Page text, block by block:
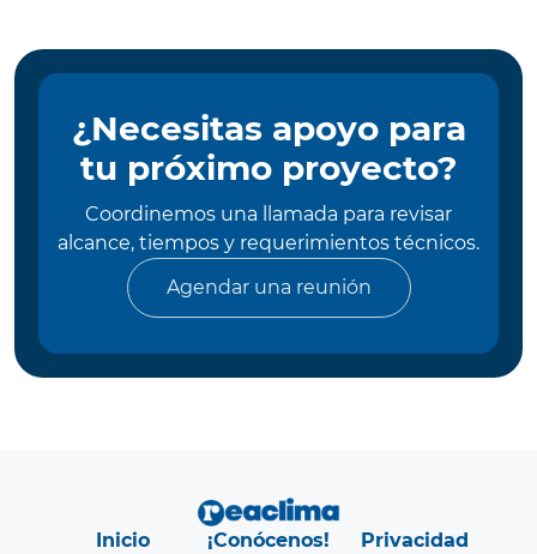
¿Necesitas apoyo para
tu próximo proyecto?
Coordinemos una llamada para revisar
alcance, tiempos y requerimientos técnicos.
Agendar una reunión
Inicio ¡Conócenos! Privacidad